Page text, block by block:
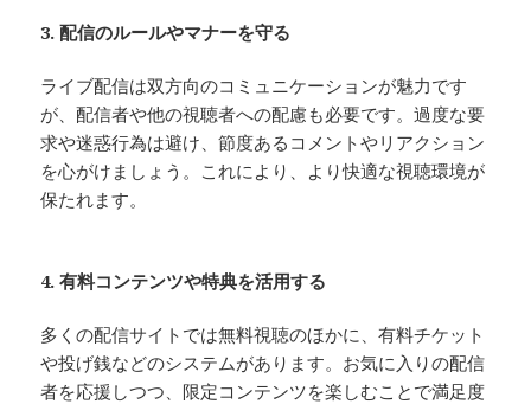
3. 配信のルールやマナーを守る
ライブ配信は双方向のコミュニケーションが魅力です
が、配信者や他の視聴者への配慮も必要です。過度な要
求や迷惑行為は避け、節度あるコメントやリアクション
を心がけましょう。これにより、より快適な視聴環境が
保たれます。
4. 有料コンテンツや特典を活用する
多くの配信サイトでは無料視聴のほかに、有料チケット
や投げ銭などのシステムがあります。お気に入りの配信
者を応援しつつ、限定コンテンツを楽しむことで満足度